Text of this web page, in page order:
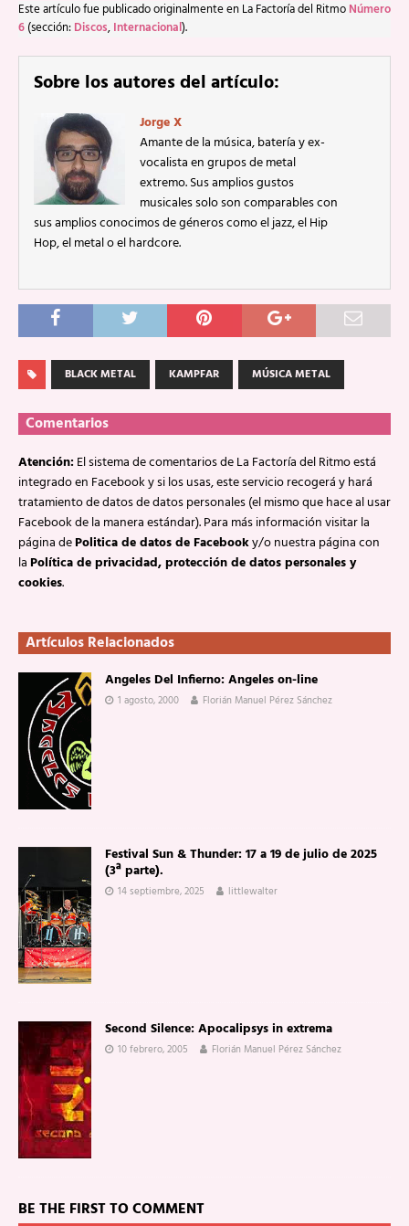
Este artículo fue publicado originalmente en La Factoría del Ritmo Número
6 (sección: Discos, Internacional).
Sobre los autores del artículo:
Jorge X
Amante de la música, batería y ex-
vocalista en grupos de metal
extremo. Sus amplios gustos
musicales solo son comparables con
sus amplios conocimos de géneros como el jazz, el Hip
Hop, el metal o el hardcore.
BLACK METAL KAMPFAR MÚSICA METAL
Comentarios
Atención:El sistema de comentarios de La Factoría del Ritmo está
integrado en Facebook y si los usas, este servicio recogerá y hará
tratamiento de datos de datos personales (el mismo que hace al usar
Facebook de la manera estándar). Para más información visitar la
página dePolitica de datos de Facebooky/o nuestra página con
laPolítica de privacidad, protección de datos personales y
cookies.
Artículos Relacionados
Angeles Del Infierno: Angeles on-line
1 agosto, 2000 Florián Manuel Pérez Sánchez
Festival Sun & Thunder: 17 a 19 de julio de 2025
(3ª parte).
14 septiembre, 2025 littlewalter
Second Silence: Apocalipsys in extrema
10 febrero, 2005 Florián Manuel Pérez Sánchez
BE THE FIRST TO COMMENT